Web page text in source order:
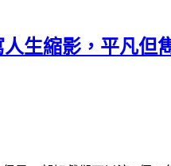
生縮影，平凡